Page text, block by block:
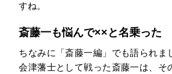
すね。
斎藤一も悩んで××と名乗った
ちなみに「斎藤一編」でも語られま
会津藩士として戦った斎藤一は、そ